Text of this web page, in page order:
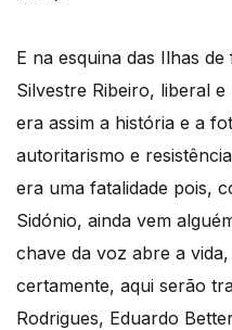
E na esquina das Ilhas
Silvestre Ribeiro, liberal
era assim a história e a
autoritarismo e
era uma fatalidade pois,
Sidónio, ainda vem
chave da voz abre a
certamente, aqui serão
Rodrigues, Eduardo